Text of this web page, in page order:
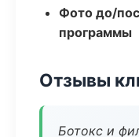
Фото до/
программы
Отзывы
Ботокс и